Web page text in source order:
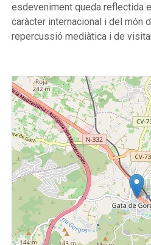
esdeveniment queda reflectida
caràcter internacional i del món
repercussió mediàtica i de